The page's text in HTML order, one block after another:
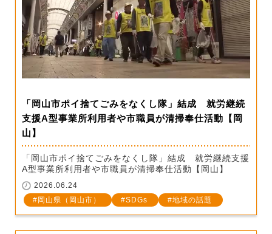
「岡山市ポイ捨てごみをなくし隊」結成 就労継続
支援A型事業所利用者や市職員が清掃奉仕活動【岡
山】
「岡山市ポイ捨てごみをなくし隊」結成 就労継続支援
A型事業所利用者や市職員が清掃奉仕活動【岡山】
2026.06.24
岡山県（岡山市）
SDGs 地域の話題